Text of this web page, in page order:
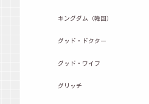
キングダム（韓国）
グッド・ドクター
グッド・ワイフ
グリッチ